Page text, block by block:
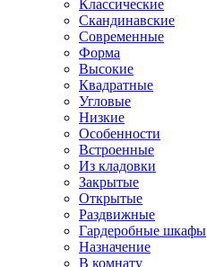
Классические
Скандинавские
Современные
Форма
Высокие
Квадратные
Угловые
Низкие
Особенности
Встроенные
Из кладовки
Закрытые
Открытые
Раздвижные
Гардеробные шкафы
Назначение
В комнату